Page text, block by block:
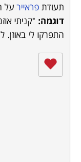
תעודת פראייר על
דוגמה: "קניתי
התפרקו לי באוזן.